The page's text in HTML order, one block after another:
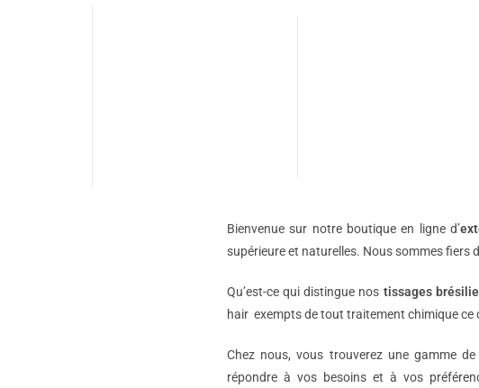
Bienvenue sur notre boutique en ligne d’
supérieure et naturelles. Nous sommes fiers
Qu’est-ce qui distingue nos tissages
hair exempts de tout traitement chimique ce
Chez nous, vous trouverez une gamme
répondre à vos besoins et à vos